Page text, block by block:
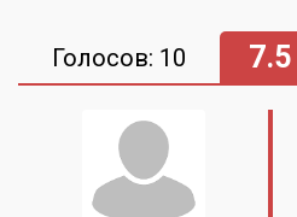
Голосов: 10 7.5